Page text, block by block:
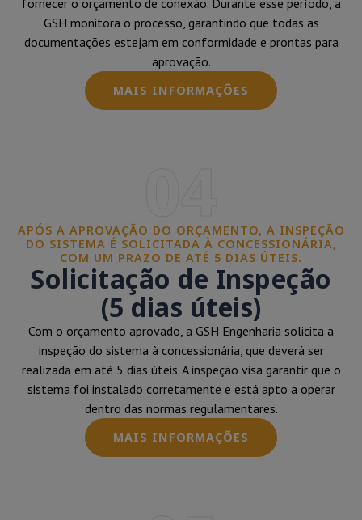
fornecer o orçamento de conexão. Durante esse período, a
GSH monitora o processo, garantindo que todas as
documentações estejam em conformidade e prontas para
aprovação.
MAIS INFORMAÇÕES
APÓS A APROVAÇÃO DO ORÇAMENTO, A INSPEÇÃO
DO SISTEMA É SOLICITADA À CONCESSIONÁRIA,
COM UM PRAZO DE ATÉ 5 DIAS ÚTEIS.
Solicitação de Inspeção
(5 dias úteis)
Com o orçamento aprovado, a GSH Engenharia solicita a
inspeção do sistema à concessionária, que deverá ser
realizada em até 5 dias úteis. A inspeção visa garantir que o
sistema foi instalado corretamente e está apto a operar
dentro das normas regulamentares.
MAIS INFORMAÇÕES